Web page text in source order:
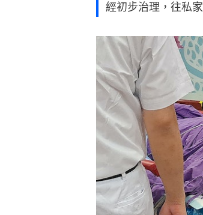
經初步治理，往私